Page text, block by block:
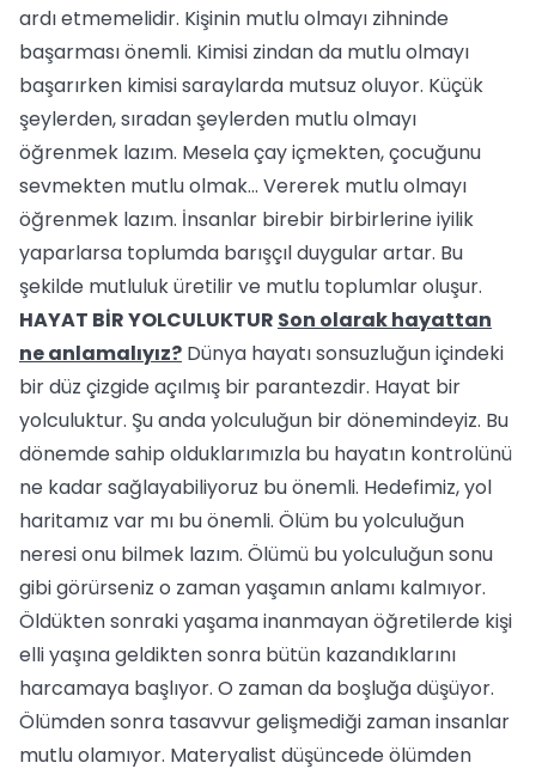
ardı etmemelidir. Kişinin mutlu olmayı zihninde
başarması önemli. Kimisi zindan da mutlu olmayı
başarırken kimisi saraylarda mutsuz oluyor. Küçük
şeylerden, sıradan şeylerden mutlu olmayı
öğrenmek lazım. Mesela çay içmekten, çocuğunu
sevmekten mutlu olmak... Vererek mutlu olmayı
öğrenmek lazım. İnsanlar birebir birbirlerine iyilik
yaparlarsa toplumda barışçıl duygular artar. Bu
şekilde mutluluk üretilir ve mutlu toplumlar oluşur.
HAYAT BİR YOLCULUKTUR Son olarak hayattan
ne anlamalıyız? Dünya hayatı sonsuzluğun içindeki
bir düz çizgide açılmış bir parantezdir. Hayat bir
yolculuktur. Şu anda yolculuğun bir dönemindeyiz. Bu
dönemde sahip olduklarımızla bu hayatın kontrolünü
ne kadar sağlayabiliyoruz bu önemli. Hedefimiz, yol
haritamız var mı bu önemli. Ölüm bu yolculuğun
neresi onu bilmek lazım. Ölümü bu yolculuğun sonu
gibi görürseniz o zaman yaşamın anlamı kalmıyor.
Öldükten sonraki yaşama inanmayan öğretilerde kişi
elli yaşına geldikten sonra bütün kazandıklarını
harcamaya başlıyor. O zaman da boşluğa düşüyor.
Ölümden sonra tasavvur gelişmediği zaman insanlar
mutlu olamıyor. Materyalist düşüncede ölümden